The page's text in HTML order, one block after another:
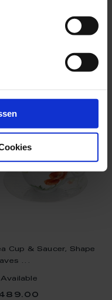
Cup & Saucer, Shape
...
Available